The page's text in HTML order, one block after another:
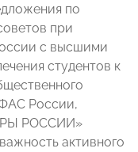
по
при
с высшими
студентов к
России,
РОССИИ»
активного